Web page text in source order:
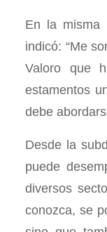
En la misma
indicó: “Me
Valoro que
estamentos
debe
Desde la
puede
diversos
conozca, se